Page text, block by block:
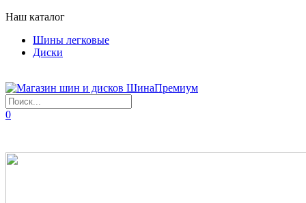
Наш каталог
Шины легковые
Диски
0